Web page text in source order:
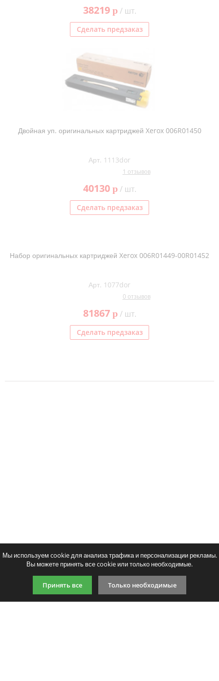
38219 p/ шт.
Сделать предзаказ
Двойная уп. оригинальных картриджей Xerox 006R01450
Арт. 1113dor
1 отзывов
40130 p/ шт.
Сделать предзаказ
Набор оригинальных картриджей Xerox 006R01449-00R01452
Арт. 1077dor
0 отзывов
81867 p/ шт.
Сделать предзаказ
Мы используем cookie для анализа трафика и персонализации рекламы.
Вы можете принять все cookie или только необходимые.
Принять все Только необходимые